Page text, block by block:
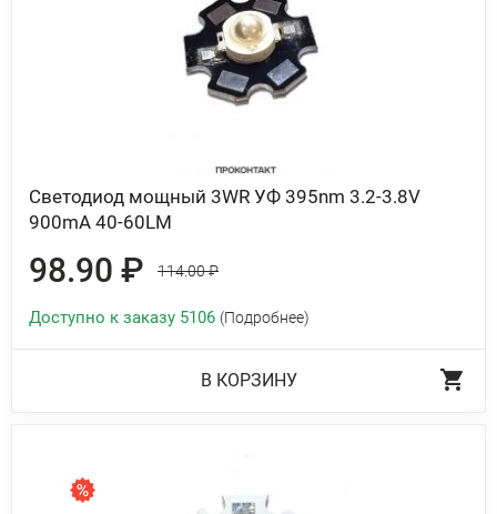
Светодиод мощный 3WR УФ 395nm 3.2-3.8V
900mA 40-60LM
98.90 ₽ 114.00 ₽
Доступно к заказу 5106 (Подробнее)
В КОРЗИНУ